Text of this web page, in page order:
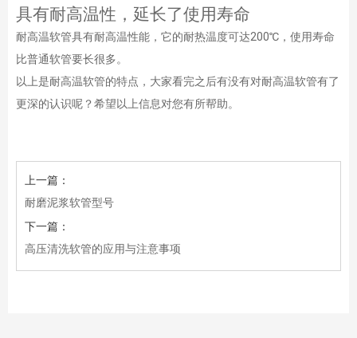
具有耐高温性，延长了使用寿命
耐高温软管具有耐高温性能，它的耐热温度可达200℃，使用寿命
比普通软管要长很多。
以上是耐高温软管的特点，大家看完之后有没有对耐高温软管有了
更深的认识呢？希望以上信息对您有所帮助。
上一篇：
耐磨泥浆软管型号
下一篇：
高压清洗软管的应用与注意事项